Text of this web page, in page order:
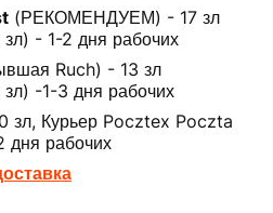
(РЕКОМЕНДУЕМ) - 17 зл
- 1-2 дня рабочих
Ruch) - 13 зл
-1-3 дня рабочих
зл, Курьер Pocztex Poczta
дня рабочих